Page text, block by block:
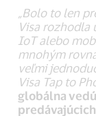
„Bolo to len
Visa rozhodla
IoT alebo
mnohým
veľmi
Visa Tap to
globálna